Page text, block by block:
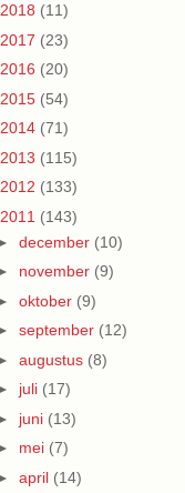
2018 (11)
2017 (23)
2016 (20)
2015 (54)
2014 (71)
2013 (115)
2012 (133)
2011 (143)
december (10)
november (9)
oktober (9)
september (12)
augustus (8)
juli (17)
juni (13)
mei (7)
april (14)